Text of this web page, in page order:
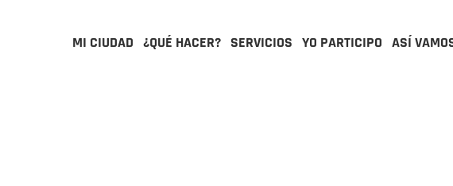
MI CIUDAD ¿QUÉ HACER? SERVICIOS YO PARTICIPO ASÍ